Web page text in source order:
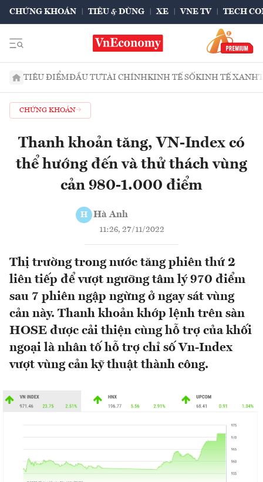
CHỨNG KHOÁN TIÊU & DÙNG XE VNE TV TECH
TIÊU ĐIỂMĐẦU TƯTÀI CHÍNHKINH TẾ SỐKINH TẾ XANH
CHỨNG KHOÁN
Thanh khoản tăng, VN-Index có
thể hướng đến và thử thách vùng
cản 980-1.000 điểm
H Hà Anh
11:26, 27/11/2022
Thị trường trong nước tăng phiên thứ 2
liên tiếp để vượt ngưỡng tâm lý 970 điểm
sau 7 phiên ngập ngừng ở ngay sát vùng
cản này. Thanh khoản khớp lệnh trên sàn
HOSE được cải thiện cùng hỗ trợ của khối
ngoại là nhân tố hỗ trợ chỉ số Vn-Index
vượt vùng cản kỹ thuật thành công.